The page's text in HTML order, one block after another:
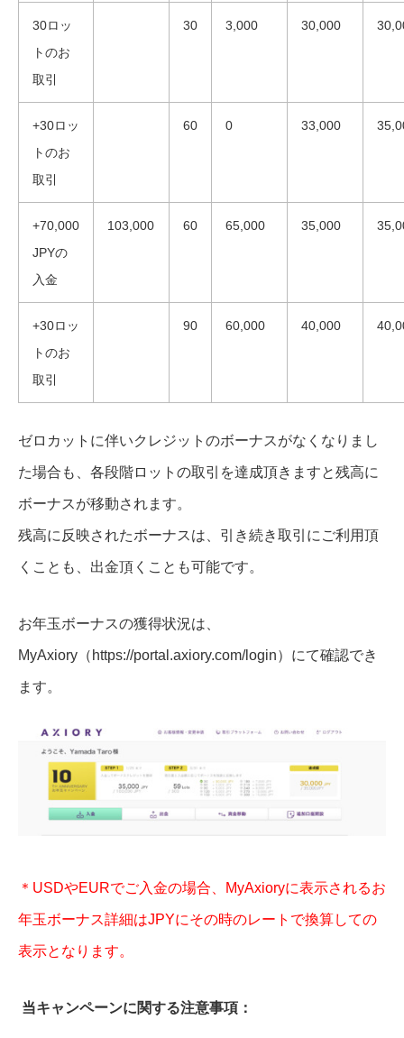
30ロッ
トのお
取引
30 3,000 30,000
+30ロッ
トのお
取引
60 0 33,000
+70,000
JPYの
入金
103,000 60 65,000 35,000
+30ロッ
トのお
取引
90 60,000 40,000
ゼロカットに伴いクレジットのボーナスがなくなりまし
た場合も、各段階ロットの取引を達成頂きますと残高に
ボーナスが移動されます。
残高に反映されたボーナスは、引き続き取引にご利用頂
くことも、出金頂くことも可能です。
お年玉ボーナスの獲得状況は、
MyAxiory（https://portal.axiory.com/login）にて確認でき
ます。
＊USDやEURでご入金の場合、MyAxioryに表示されるお
年玉ボーナス詳細はJPYにその時のレートで換算しての
表示となります。
当キャンペーンに関する注意事項：